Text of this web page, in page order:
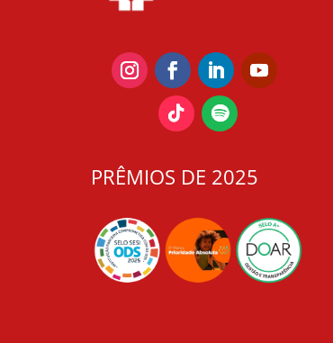
PRÊMIOS DE 2025